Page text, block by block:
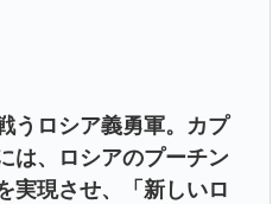
うロシア義勇軍。カプ
は、ロシアのプーチン
実現させ、「新しいロ